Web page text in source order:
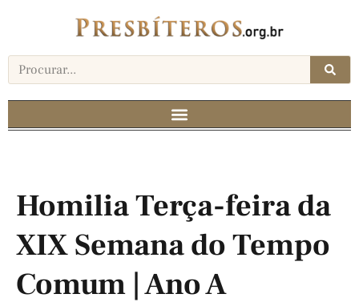
Homilia Terça-feira da
XIX Semana do Tempo
Comum | Ano A